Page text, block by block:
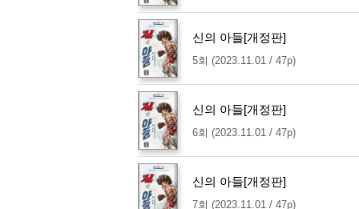
신의 아들[개정판]
5회 (2023.11.01 / 47p)
신의 아들[개정판]
6회 (2023.11.01 / 47p)
신의 아들[개정판]
7회 (2023.11.01 / 47p)